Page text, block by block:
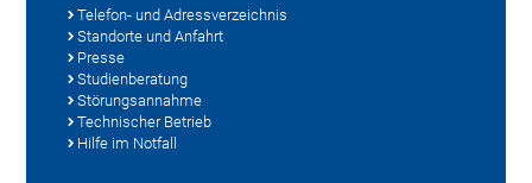
Telefon- und Adressverzeichnis
Standorte und Anfahrt
Presse
Studienberatung
Störungsannahme
Technischer Betrieb
Hilfe im Notfall